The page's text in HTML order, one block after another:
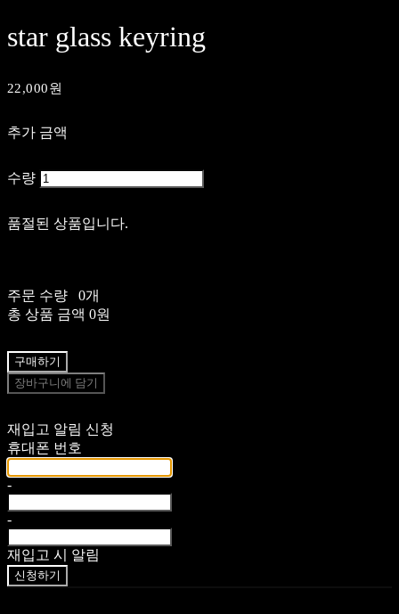
star glass keyring
22,000원
추가 금액
수량
품절된 상품입니다.
주문 수량
0개
총 상품 금액 0원
구매하기
장바구니에 담기
재입고 알림 신청
휴대폰 번호
-
-
재입고 시 알림
신청하기